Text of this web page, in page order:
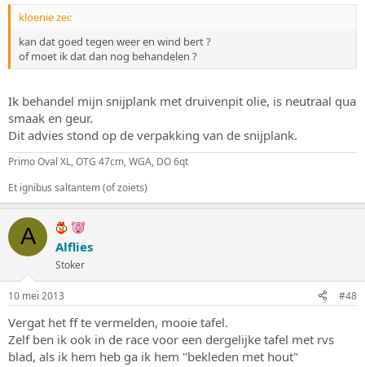
kloenie zei:
kan dat goed tegen weer en wind bert ?
of moet ik dat dan nog behandelen ?
Ik behandel mijn snijplank met druivenpit olie, is neutraal qua
smaak en geur.
Dit advies stond op de verpakking van de snijplank.
Primo Oval XL, OTG 47cm, WGA, DO 6qt
Et ignibus saltantem (of zoiets)
A Alflies
Stoker
10 mei 2013 #48
Vergat het ff te vermelden, mooie tafel.
Zelf ben ik ook in de race voor een dergelijke tafel met rvs
blad, als ik hem heb ga ik hem "bekleden met hout"